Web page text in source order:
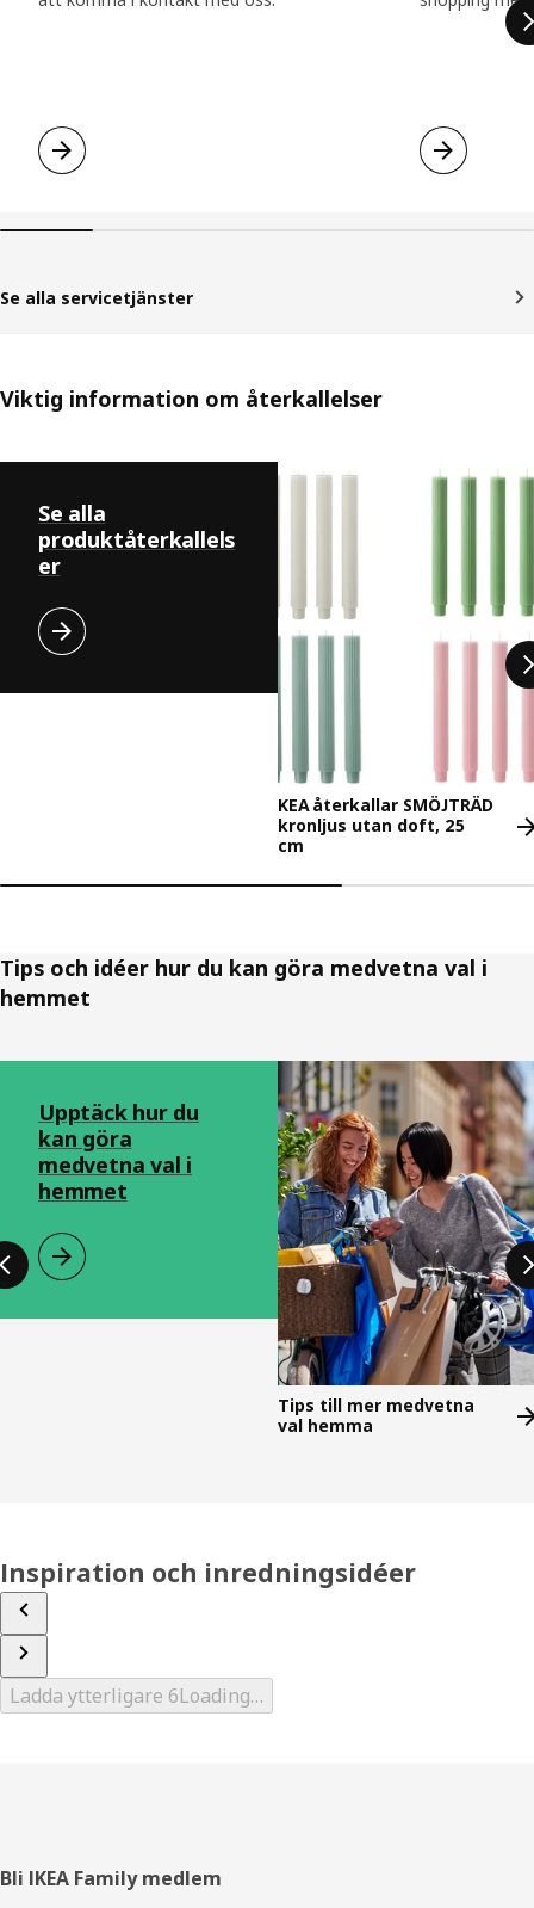
Se alla servicetjänster
Viktig information om återkallelser
Se alla
produktåterkallels
er
KEA återkallar SMÖJTRÄD
kronljus utan doft, 25
cm
Tips och idéer hur du kan göra medvetna val i
hemmet
Upptäck hur du
kan göra
medvetna val i
hemmet
Tips till mer medvetna
val hemma
Inspiration och inredningsidéer
Ladda ytterligare 6Loading…
Sidfot
Bli IKEA Family medlem